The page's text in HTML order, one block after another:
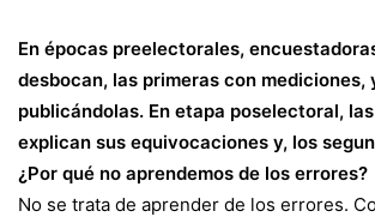
En épocas preelectorales,
desbocan, las primeras con mediciones,
publicándolas. En etapa poselectoral,
explican sus equivocaciones y, los
¿Por qué no aprendemos de los errores?
No se trata de aprender de los errores.